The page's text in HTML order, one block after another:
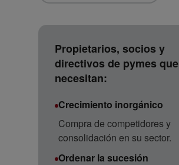
Propietarios, socios y
directivos de pymes que
necesitan:
Crecimiento inorgánico
Compra de competidores y
consolidación en su sector.
Ordenar la sucesión